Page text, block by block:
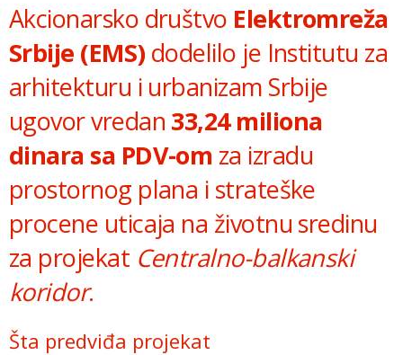
Akcionarsko društvo Elektromreža
Srbije (EMS) dodelilo je Institutu za
arhitekturu i urbanizam Srbije
ugovor vredan 33,24 miliona
dinara sa PDV-om za izradu
prostornog plana i strateške
procene uticaja na životnu sredinu
za projekat Centralno-balkanski
koridor.
Šta predviđa projekat